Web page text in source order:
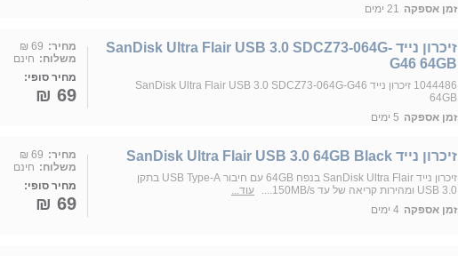
זמן אספקה 21 ימים
זיכרון נייד SanDisk Ultra Flair USB 3.0 SDCZ73-064G-
G46 64GB
1044486 זיכרון נייד SanDisk Ultra Flair USB 3.0 SDCZ73-064G-G46
64GB
זמן אספקה 5 ימים
מחיר: 69 ₪
משלוח: חינם
מחיר סופי:
69 ₪
זיכרון נייד SanDisk Ultra Flair USB 3.0 64GB Black
זיכרון נייד SanDisk Ultra Flair בנפח 64GB עם חיבור USB Type-A בתקן
USB 3.0 ומהירות קריאה של עד 150MB/s....
עוד...
זמן אספקה 4 ימים
מחיר: 69 ₪
משלוח: חינם
מחיר סופי:
69 ₪